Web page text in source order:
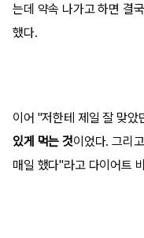
는데 약속 나가고 하면 결
했다.
이어 "저한테 제일 잘 맞았
있게 먹는 것이었다. 그리
매일 했다"라고 다이어트